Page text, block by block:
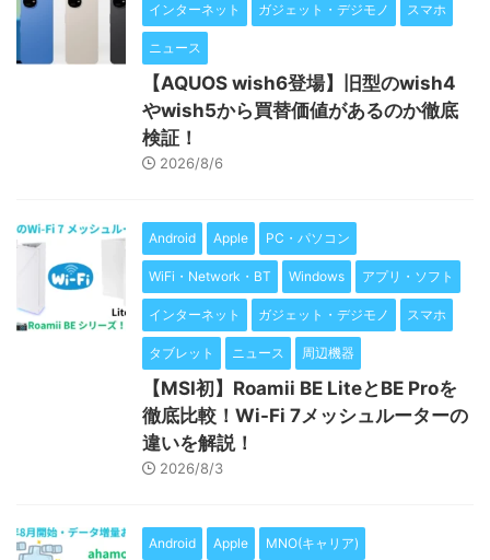
インターネット ガジェット・デジモノ スマホ
ニュース
【AQUOS wish6登場】旧型のwish4
やwish5から買替価値があるのか徹底
検証！
2026/8/6
Android Apple PC・パソコン
WiFi・Network・BT Windows アプリ・ソフト
インターネット ガジェット・デジモノ スマホ
タブレット ニュース 周辺機器
【MSI初】Roamii BE LiteとBE Proを
徹底比較！Wi-Fi 7メッシュルーターの
違いを解説！
2026/8/3
Android Apple MNO(キャリア)